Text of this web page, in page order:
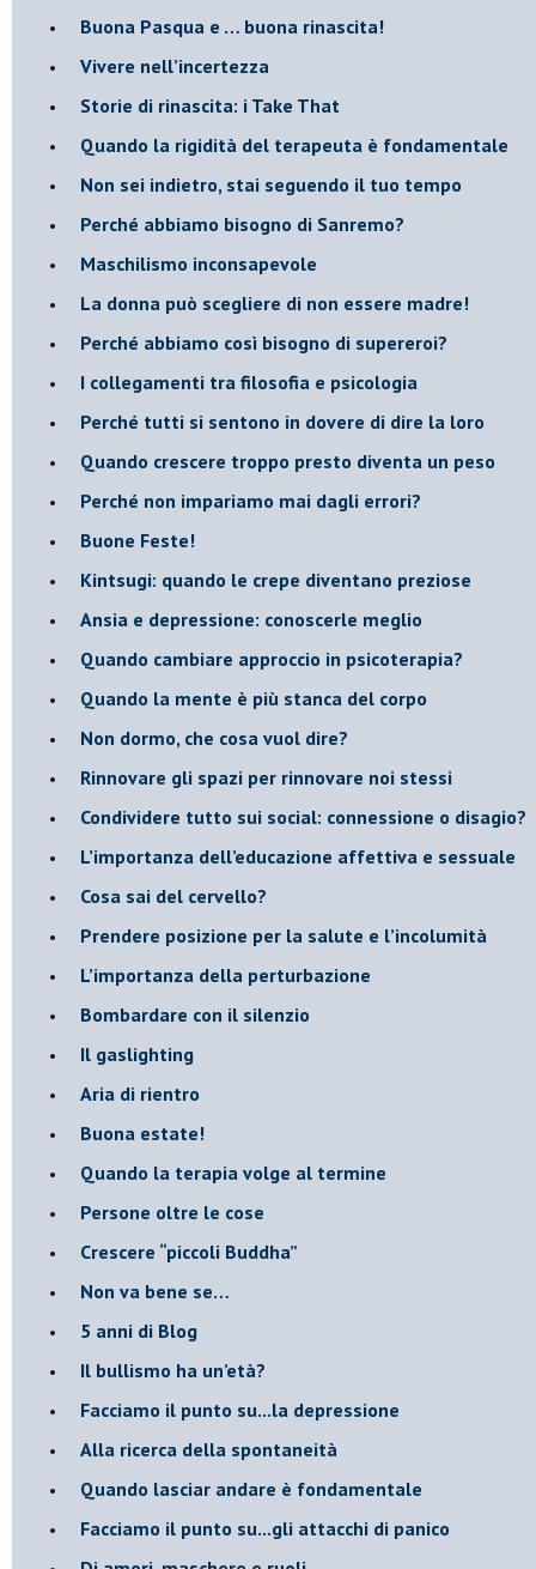
​Buona Pasqua e … buona rinascita!
​Vivere nell’incertezza
​Storie di rinascita: i Take That
​Quando la rigidità del terapeuta è fondamentale
​Non sei indietro, stai seguendo il tuo tempo
​Perché abbiamo bisogno di Sanremo?
​Maschilismo inconsapevole
​La donna può scegliere di non essere madre!
​Perché abbiamo così bisogno di supereroi?
​I collegamenti tra filosofia e psicologia
​Perché tutti si sentono in dovere di dire la loro
​Quando crescere troppo presto diventa un peso
​Perché non impariamo mai dagli errori?
​Buone Feste!
​Kintsugi: quando le crepe diventano preziose
Ansia e depressione: conoscerle meglio
Quando cambiare approccio in psicoterapia?
​Quando la mente è più stanca del corpo
Non dormo, che cosa vuol dire?
​Rinnovare gli spazi per rinnovare noi stessi
​Condividere tutto sui social: connessione o disagio?
​L’importanza dell’educazione affettiva e sessuale
​Cosa sai del cervello?
Prendere posizione per la salute e l’incolumità
L’importanza della perturbazione
​Bombardare con il silenzio
Il gaslighting
Aria di rientro
Buona estate!
​Quando la terapia volge al termine
​Persone oltre le cose
​Crescere “piccoli Buddha”
Non va bene se…
​5 anni di Blog
​Il bullismo ha un’età?
Facciamo il punto su...la depressione
​Alla ricerca della spontaneità
​Quando lasciar andare è fondamentale
Facciamo il punto su...gli attacchi di panico